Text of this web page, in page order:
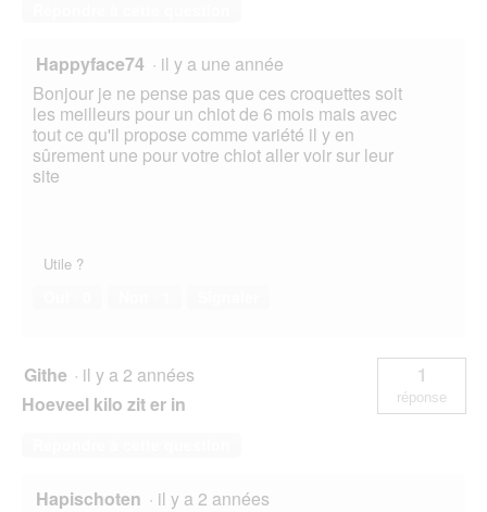
Happyface74 · il y a une année
Bonjour je ne pense pas que ces croquettes soit
les meilleurs pour un chiot de 6 mois mais avec
tout ce qu'il propose comme variété il y en
sûrement une pour votre chiot aller voir sur leur
site
Utile ?
Githe · il y a 2 années
Hoeveel kilo zit er in
1
réponse
Hapischoten · il y a 2 années